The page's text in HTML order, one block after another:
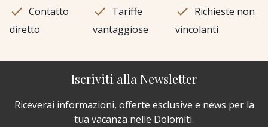
Contatto
diretto
Tariffe
vantaggiose
Richieste non
vincolanti
Iscriviti alla Newsletter
Riceverai informazioni, offerte esclusive e news per la
tua vacanza nelle Dolomiti.